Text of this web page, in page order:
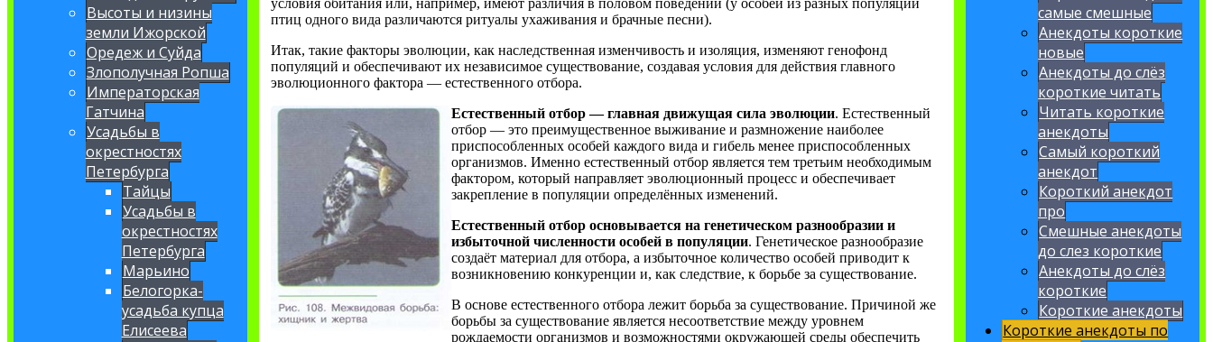
Высоты и низины
земли Ижорской
Оредеж и Суйда
Злополучная Ропша
Императорская
Гатчина
Усадьбы в
окрестностях
Петербурга
Тайцы
Усадьбы в
окрестностях
Петербурга
Марьино
Белогорка-
усадьба купца
Елисеева
птиц одного вида различаются ритуалы ухаживания и брачные песни).
Итак, такие факторы эволюции, как наследственная изменчивость и изоляция, изменяют генофонд
популяций и обеспечивают их независимое существование, создавая условия для действия главного
эволюционного фактора — естественного отбора.
Естественный отбор — главная движущая сила эволюции. Естественный
отбор — это преимущественное выживание и размножение наиболее
приспособленных особей каждого вида и гибель менее приспособленных
организмов. Именно естественный отбор является тем третьим необходимым
фактором, который направляет эволюционный процесс и обеспечивает
закрепление в популяции определённых изменений.
Естественный отбор основывается на генетическом разнообразии и
избыточной численности особей в популяции. Генетическое разнообразие
создаёт материал для отбора, а избыточное количество особей приводит к
возникновению конкуренции и, как следствие, к борьбе за существование.
В основе естественного отбора лежит борьба за существование. Причиной же
борьбы за существование является несоответствие между уровнем
рождаемости организмов и возможностями окружающей среды обеспечить
самые смешные
Анекдоты короткие
новые
Анекдоты до слёз
короткие читать
Читать короткие
анекдоты
Самый короткий
анекдот
Короткий анекдот
про
Смешные анекдоты
до слез короткие
Анекдоты до слёз
короткие
Короткие анекдоты
Короткие анекдоты по